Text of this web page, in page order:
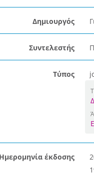
Δημιουργός
Συντελεστής
Τύπος
Ημερομηνία έκδοσης